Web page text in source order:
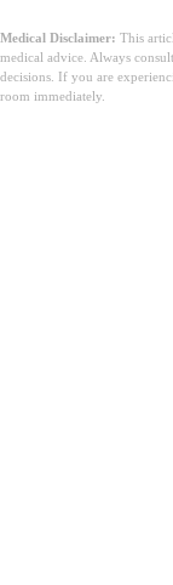
Medical Disclaimer: This
medical advice. Always
decisions. If you are
room immediately.